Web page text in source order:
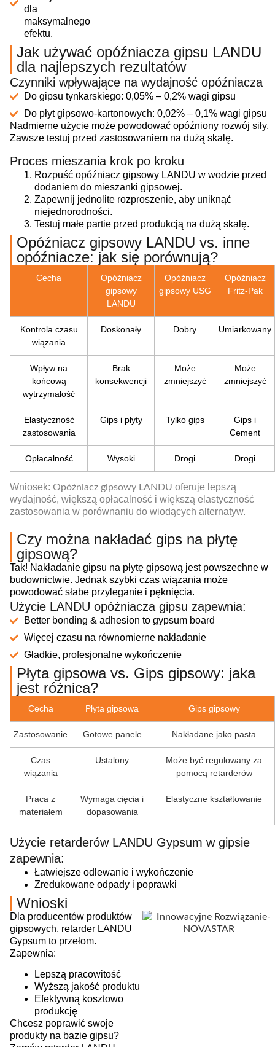
dla
maksymalnego
efektu.
Jak używać opóźniacza gipsu LANDU
dla najlepszych rezultatów
Czynniki wpływające na wydajność opóźniacza
Do gipsu tynkarskiego: 0,05% – 0,2% wagi gipsu
Do płyt gipsowo-kartonowych: 0,02% – 0,1% wagi gipsu
Nadmierne użycie może powodować opóźniony rozwój siły.
Zawsze testuj przed zastosowaniem na dużą skalę.
Proces mieszania krok po kroku
Rozpuść opóźniacz gipsowy LANDU w wodzie przed
dodaniem do mieszanki gipsowej.
Zapewnij jednolite rozproszenie, aby uniknąć
niejednorodności.
Testuj małe partie przed produkcją na dużą skalę.
Opóźniacz gipsowy LANDU vs. inne
opóźniacze: jak się porównują?
Cecha
Opóźniacz
gipsowy
LANDU
Opóźniacz
gipsowy USG
Opóźniacz
Fritz-Pak
Kontrola czasu
wiązania
Doskonały Dobry Umiarkowany
Wpływ na
końcową
wytrzymałość
Brak
konsekwencji
Może
zmniejszyć
Może
zmniejszyć
Elastyczność
zastosowania
Gips i płyty Tylko gips
Gips i
Cement
Opłacalność Wysoki Drogi Drogi
Wniosek: Opóźniacz gipsowy LANDU oferuje lepszą
wydajność, większą opłacalność i większą elastyczność
zastosowania w porównaniu do wiodących alternatyw.
Czy można nakładać gips na płytę
gipsową?
Tak! Nakładanie gipsu na płytę gipsową jest powszechne w
budownictwie. Jednak szybki czas wiązania może
powodować słabe przyleganie i pęknięcia.
Użycie LANDU opóźniacza gipsu zapewnia:
Better bonding & adhesion to gypsum board
Więcej czasu na równomierne nakładanie
Gładkie, profesjonalne wykończenie
Płyta gipsowa vs. Gips gipsowy: jaka
jest różnica?
Cecha Płyta gipsowa Gips gipsowy
Zastosowanie Gotowe panele Nakładane jako pasta
Czas
wiązania
Ustalony
Może być regulowany za
pomocą retarderów
Praca z
materiałem
Wymaga cięcia i
dopasowania
Elastyczne kształtowanie
Użycie retarderów LANDU Gypsum w gipsie
zapewnia:
Łatwiejsze odlewanie i wykończenie
Zredukowane odpady i poprawki
Wnioski
Dla producentów produktów
gipsowych, retarder LANDU
Gypsum to przełom.
Zapewnia:
Lepszą pracowitość
Wyższą jakość produktu
Efektywną kosztowo
produkcję
Chcesz poprawić swoje
produkty na bazie gipsu?